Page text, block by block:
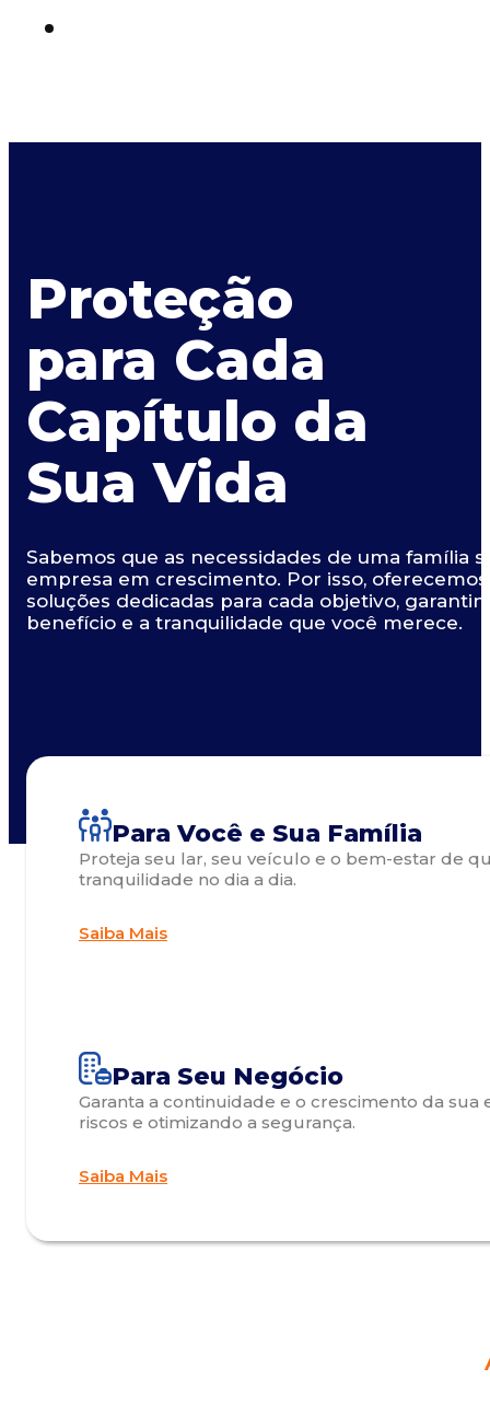
Proteção
para Cada
Capítulo da
Sua Vida
Sabemos que as necessidades de uma família
empresa em crescimento. Por isso,
soluções dedicadas para cada objetivo,
benefício e a tranquilidade que você merece.
Para Você e Sua Família
Proteja seu lar, seu veículo e o bem-estar de
tranquilidade no dia a dia.
Saiba Mais
Para Seu Negócio
Garanta a continuidade e o crescimento da
riscos e otimizando a segurança.
Saiba Mais